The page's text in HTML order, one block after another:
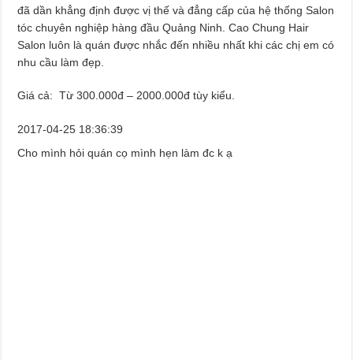
đã dần khẳng định được vị thế và đẳng cấp của hệ thống Salon
tóc chuyên nghiệp hàng đầu Quảng Ninh. Cao Chung Hair
Salon luôn là quán được nhắc đến nhiều nhất khi các chị em có
nhu cầu làm đẹp.
Giá cả: Từ 300.000đ – 2000.000đ tùy kiểu.
2017-04-25 18:36:39
Cho mình hỏi quán cọ mình hẹn làm đc k ạ